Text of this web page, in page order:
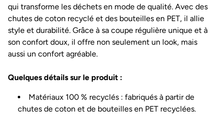
qui transforme les déchets en mode de qualité. Avec des
chutes de coton recyclé et des bouteilles en PET, il allie
style et durabilité. Grâce à sa coupe régulière unique et à
son confort doux, il offre non seulement un look, mais
aussi un confort agréable.
Quelques détails sur le produit :
Matériaux 100 % recyclés : fabriqués à partir de
chutes de coton et de bouteilles en PET recyclées.